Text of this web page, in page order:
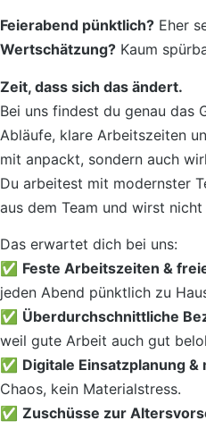
Feierabend pünktlich? Eher
Wertschätzung? Kaum
Zeit, dass sich das ändert.
Bei uns findest du genau das
Abläufe, klare Arbeitszeiten
mit anpackt, sondern auch
Du arbeitest mit modernster
aus dem Team und wirst nicht
Das erwartet dich bei uns:
✅ Feste Arbeitszeiten &
jeden Abend pünktlich zu
✅ Überdurchschnittliche
weil gute Arbeit auch gut
✅ Digitale Einsatzplanung
Chaos, kein Materialstress.
✅ Zuschüsse zur